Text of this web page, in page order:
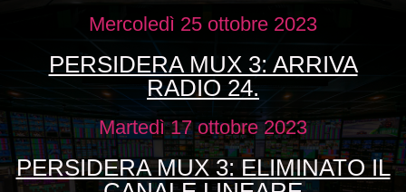
Mercoledì 25 ottobre 2023
PERSIDERA MUX 3: ARRIVA
RADIO 24.
Martedì 17 ottobre 2023
PERSIDERA MUX 3: ELIMINATO IL